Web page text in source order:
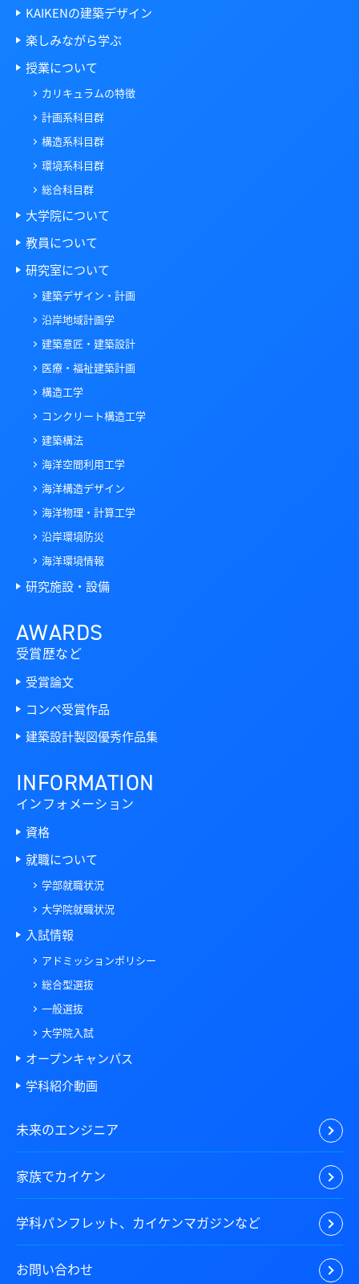
KAIKENの建築デザイン
楽しみながら学ぶ
授業について
カリキュラムの特徴
計画系科目群
構造系科目群
環境系科目群
総合科目群
大学院について
教員について
研究室について
建築デザイン・計画
沿岸地域計画学
建築意匠・建築設計
医療・福祉建築計画
構造工学
コンクリート構造工学
建築構法
海洋空間利用工学
海洋構造デザイン
海洋物理・計算工学
沿岸環境防災
海洋環境情報
研究施設・設備
AWARDS
受賞歴など
受賞論文
コンペ受賞作品
建築設計製図優秀作品集
INFORMATION
インフォメーション
資格
就職について
学部就職状況
大学院就職状況
入試情報
アドミッションポリシー
総合型選抜
一般選抜
大学院入試
オープンキャンパス
学科紹介動画
未来のエンジニア
家族でカイケン
学科パンフレット、カイケンマガジンなど
お問い合わせ